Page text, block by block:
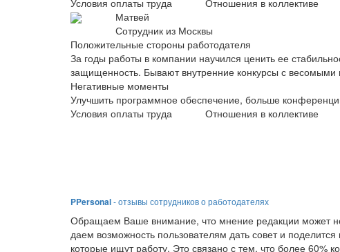
Условия оплаты труда
Отношения в коллективе
Матвей
Сотрудник из Москвы
Положительные стороны работодателя
За годы работы в компании научился ценить ее
защищенность. Бывают внутренние конкурсы с
Негативные моменты
Улучшить программное обеспечение, больше
Условия оплаты труда
Отношения в коллективе
PPersonal- отзывы сотрудников о работодателях
Обращаем Ваше внимание, что мнение редакции может
даем возможность пользователям дать совет и
которые ищут работу. Это связано с тем, что более 60%